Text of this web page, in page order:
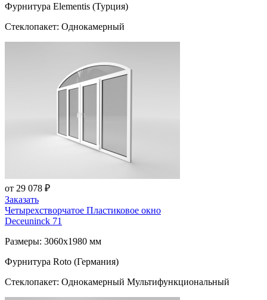
Фурнитура Elementis (Турция)
Стеклопакет: Однокамерный
от 29 078 ₽
Заказать
Четырехстворчатое Пластиковое окно
Deceuninck 71
Размеры: 3060x1980 мм
Фурнитура Roto (Германия)
Стеклопакет: Однокамерный Мультифункциональный